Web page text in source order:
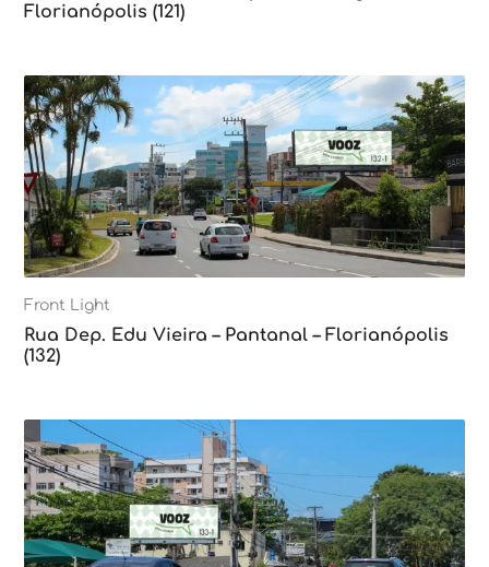
Florianópolis (121)
Front Light
Rua Dep. Edu Vieira – Pantanal – Florianópolis
(132)